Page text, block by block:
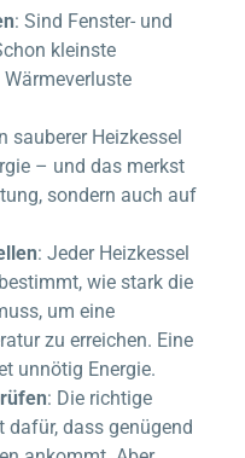
: Sind Fenster- und
kleinste
sauberer Heizkessel
– und das merkst
sondern auch auf
: Jeder Heizkessel
wie stark die
um eine
zu erreichen. Eine
unnötig Energie.
: Die richtige
dafür, dass genügend